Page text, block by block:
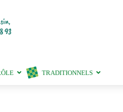
93
TRADITIONNELS